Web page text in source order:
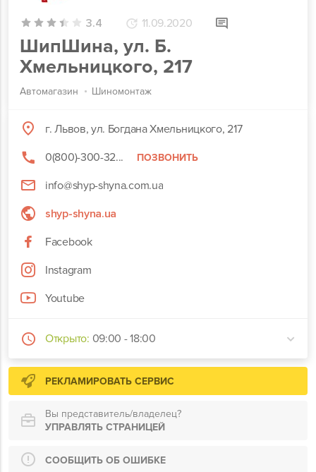
3.4 11.09.2020
ШипШина, ул. Б.
Хмельницкого, 217
Автомагазин Шиномонтаж
г. Львов, ул. Богдана Хмельницкого, 217
0(800)-300-32...
ПОЗВОНИТЬ
info@shyp-shyna.com.ua
shyp-shyna.ua
Facebook
Instagram
Youtube
Открыто: 09:00 - 18:00
РЕКЛАМИРОВАТЬ СЕРВИС
Вы представитель/владелец?
УПРАВЛЯТЬ СТРАНИЦЕЙ
СООБЩИТЬ ОБ ОШИБКЕ